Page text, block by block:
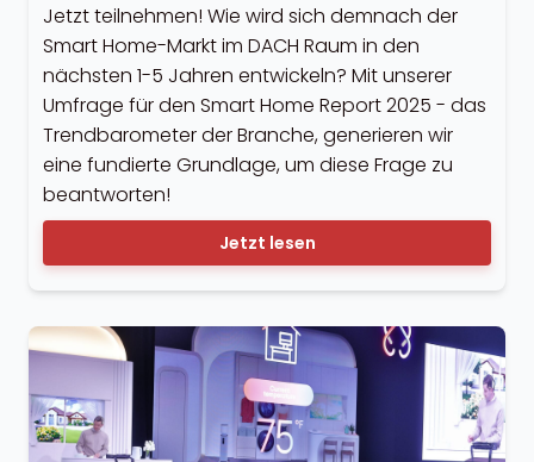
Jetzt teilnehmen! Wie wird sich demnach der
Smart Home-Markt im DACH Raum in den
nächsten 1-5 Jahren entwickeln? Mit unserer
Umfrage für den Smart Home Report 2025 - das
Trendbarometer der Branche, generieren wir
eine fundierte Grundlage, um diese Frage zu
beantworten!
Jetzt lesen